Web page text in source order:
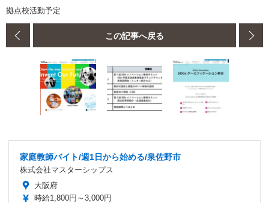
拠点校活動予定
この記事へ戻る
家庭教師バイト/週1日から始める/泉佐野市
株式会社マスターシップス
大阪府
時給1,800円～3,000円